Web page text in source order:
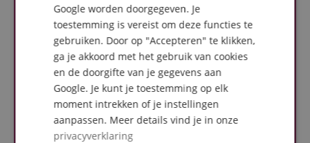
Google worden doorgegeven. Je
toestemming is vereist om deze functies te
gebruiken. Door op "Accepteren" te klikken,
ga je akkoord met het gebruik van cookies
en de doorgifte van je gegevens aan
Google. Je kunt je toestemming op elk
moment intrekken of je instellingen
aanpassen. Meer details vind je in onze
privacyverklaring